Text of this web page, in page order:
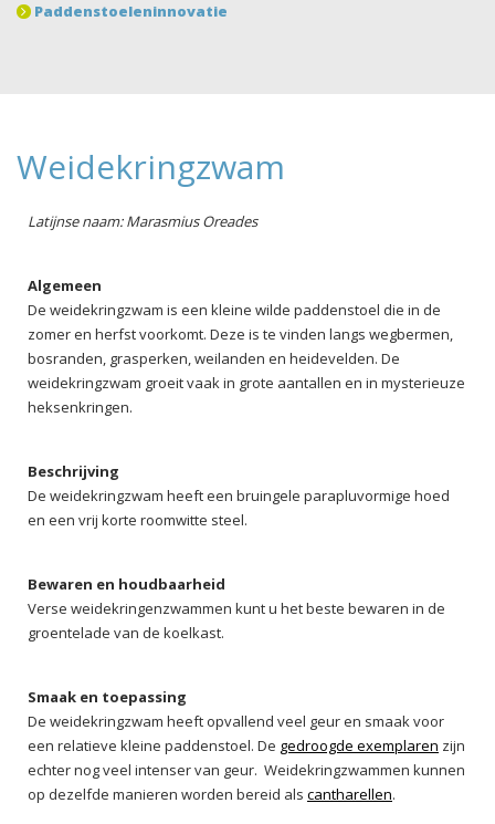
Paddenstoeleninnovatie
Weidekringzwam
Latijnse naam: Marasmius Oreades
Algemeen
De weidekringzwam is een kleine wilde paddenstoel die in de
zomer en herfst voorkomt. Deze is te vinden langs wegbermen,
bosranden, grasperken, weilanden en heidevelden. De
weidekringzwam groeit vaak in grote aantallen en in mysterieuze
heksenkringen.
Beschrijving
De weidekringzwam heeft een bruingele parapluvormige hoed
en een vrij korte roomwitte steel.
Bewaren en houdbaarheid
Verse weidekringenzwammen kunt u het beste bewaren in de
groentelade van de koelkast.
Smaak en toepassing
De weidekringzwam heeft opvallend veel geur en smaak voor
een relatieve kleine paddenstoel. De gedroogde exemplaren zijn
echter nog veel intenser van geur. Weidekringzwammen kunnen
op dezelfde manieren worden bereid als cantharellen.